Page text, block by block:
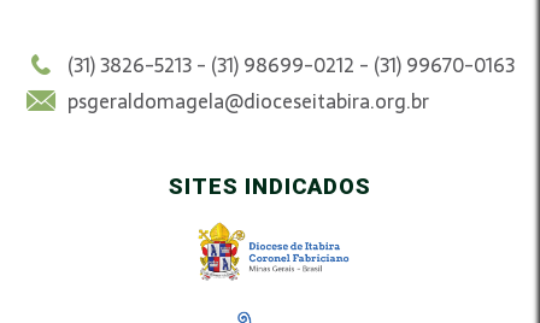
(31) 3826-5213 - (31) 98699-0212 - (31) 99670-0163
psgeraldomagela@dioceseitabira.org.br
SITES INDICADOS